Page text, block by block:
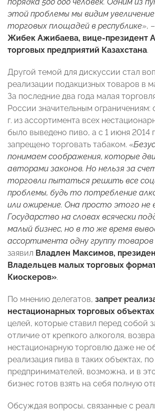
этой проблемы мы видим увеличение
торговых площадей в республике»,
Жибек Ажибаева, вице-президент
торговых предприятий Казахстана.
Другой темой для дискуссии стал
реализации подакцизных товаров в
За последние два года малая
России значительным ограничениям:
г. из ассортимента всех
было выведено пиво, а с 1 июня 2014
запрещено торговать табаком. «
понимаем соображения, которые
авторами законов. Но нельзя за
торговли пытаться решить все
проблемы, будь то потребление
или ожирение. Она просто этого не
Государство на словах всячески
малый бизнес, но в то же время
ассортимента одну группу товаров
заявил Владлен Максимов,
Владельцев малых торговых
Киоскеров».
По мнению делегатов, запрет
нестационарных торговых объектах
целей, которые ставил перед собой
отличие от крепкого алкоголя,
нестационарную торговлю даже не
реализация пива в таких объектах,
предпринимателей, возможна, и в
бизнес готов взять на себя полную
Обсуждая вопросы, связанные с